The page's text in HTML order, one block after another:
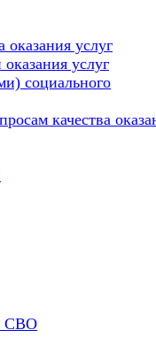
оказания услуг
услуг
социального
качества
СВО